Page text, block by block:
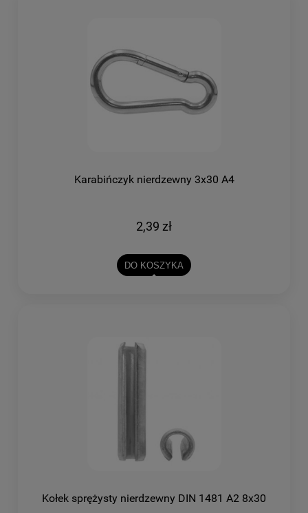
Karabińczyk nierdzewny 3x30 A4
2,39 zł
DO KOSZYKA
Kołek sprężysty nierdzewny DIN 1481 A2 8x30